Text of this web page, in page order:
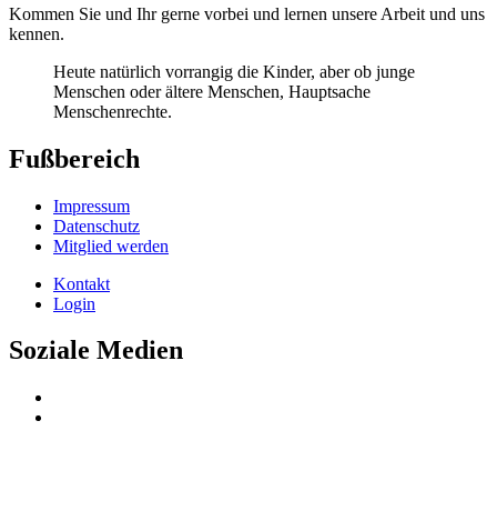
Kommen Sie und Ihr gerne vorbei und lernen unsere Arbeit und uns
kennen.
Heute natürlich vorrangig die Kinder, aber ob junge
Menschen oder ältere Menschen, Hauptsache
Menschenrechte.
Fußbereich
Impressum
Datenschutz
Mitglied werden
Kontakt
Login
Soziale Medien